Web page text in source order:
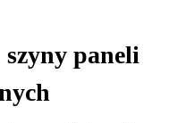
szyny paneli